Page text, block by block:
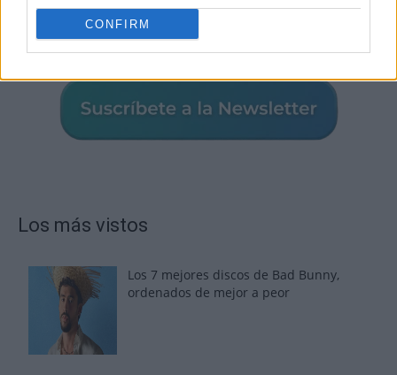
CONFIRM
Los más vistos
Los 7 mejores discos de Bad Bunny,
ordenados de mejor a peor